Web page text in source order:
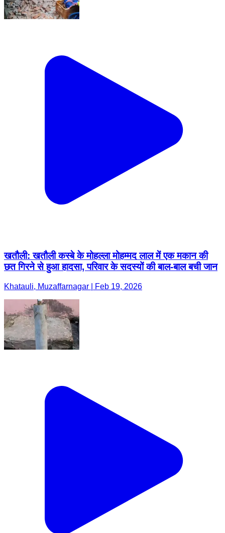
खतौली: खतौली कस्बे के मोहल्ला मोहम्मद लाल में एक मकान की
छत गिरने से हुआ हादसा, परिवार के सदस्यों की बाल-बाल बची जान
Khatauli, Muzaffarnagar | Feb 19, 2026